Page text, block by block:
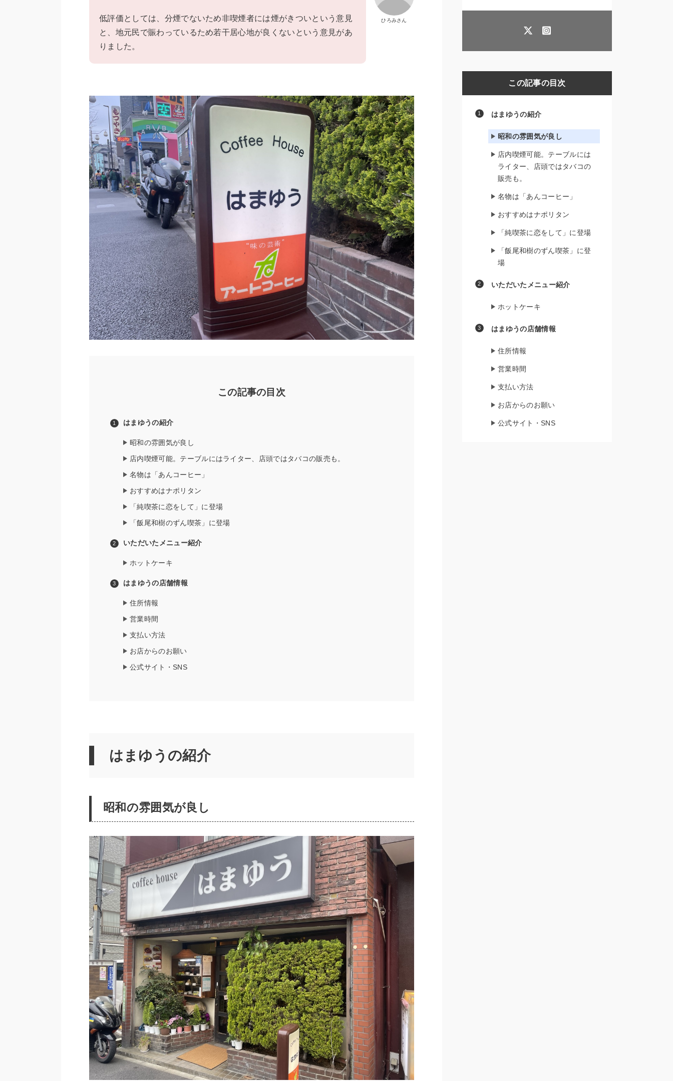
ひろみさん
低評価としては、分煙でないため非喫煙者には煙がきついという意見
と、地元民で賑わっているため若干居心地が良くないという意見があ
りました。
この記事の目次
はまゆうの紹介
昭和の雰囲気が良し
店内喫煙可能。テーブルにはライター、店頭ではタバコの販売も。
名物は「あんコーヒー」
おすすめはナポリタン
「純喫茶に恋をして」に登場
「飯尾和樹のずん喫茶」に登場
いただいたメニュー紹介
ホットケーキ
はまゆうの店舗情報
住所情報
営業時間
支払い方法
お店からのお願い
公式サイト・SNS
はまゆうの紹介
昭和の雰囲気が良し
この記事の目次
はまゆうの紹介
昭和の雰囲気が良し
店内喫煙可能。テーブルには
ライター、店頭ではタバコの
販売も。
名物は「あんコーヒー」
おすすめはナポリタン
「純喫茶に恋をして」に登場
「飯尾和樹のずん喫茶」に登
場
いただいたメニュー紹介
ホットケーキ
はまゆうの店舗情報
住所情報
営業時間
支払い方法
お店からのお願い
公式サイト・SNS